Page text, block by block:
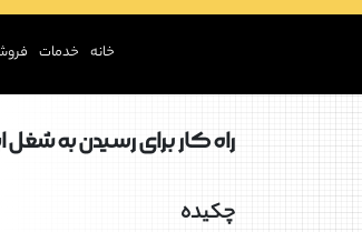
خانه خدمات
راه کار برای رسیدن به شغل
چکیده